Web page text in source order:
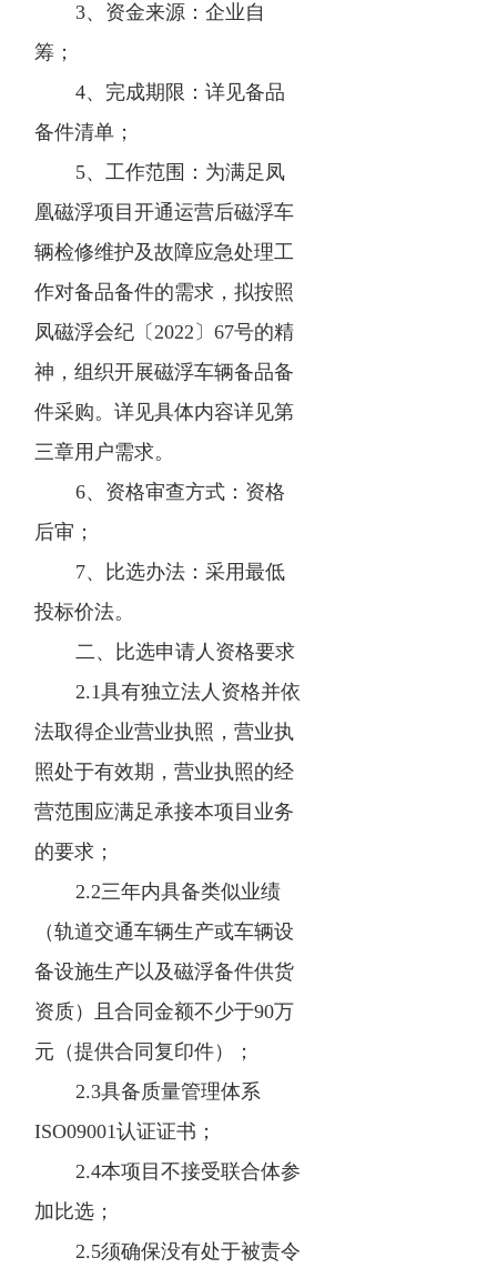
3、资金来源：企业自
筹；
4、完成期限：详见备品
备件清单；
5、工作范围：为满足凤
凰磁浮项目开通运营后磁浮车
辆检修维护及故障应急处理工
作对备品备件的需求，拟按照
凤磁浮会纪〔2022〕67号的精
神，组织开展磁浮车辆备品备
件采购。详见具体内容详见第
三章用户需求。
6、资格审查方式：资格
后审；
7、比选办法：采用最低
投标价法。
二、比选申请人资格要求
2.1具有独立法人资格并依
法取得企业营业执照，营业执
照处于有效期，营业执照的经
营范围应满足承接本项目业务
的要求；
2.2三年内具备类似业绩
（轨道交通车辆生产或车辆设
备设施生产以及磁浮备件供货
资质）且合同金额不少于90万
元（提供合同复印件）；
2.3具备质量管理体系
ISO09001认证证书；
2.4本项目不接受联合体参
加比选；
2.5须确保没有处于被责令